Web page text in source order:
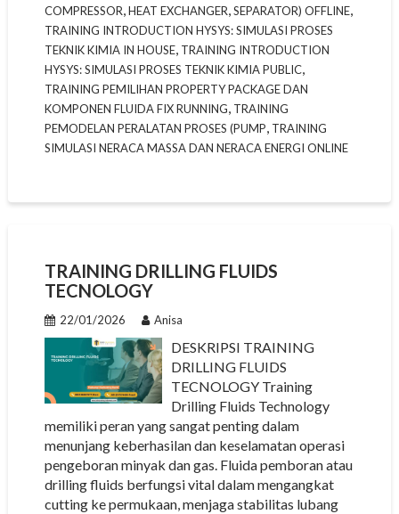
COMPRESSOR,HEAT EXCHANGER,SEPARATOR) OFFLINE,
TRAINING INTRODUCTION HYSYS: SIMULASI PROSES
TEKNIK KIMIA IN HOUSE, TRAINING INTRODUCTION
HYSYS: SIMULASI PROSES TEKNIK KIMIA PUBLIC,
TRAINING PEMILIHAN PROPERTY PACKAGE DAN
KOMPONEN FLUIDA FIX RUNNING, TRAINING
PEMODELAN PERALATAN PROSES (PUMP, TRAINING
SIMULASI NERACA MASSA DAN NERACA ENERGI ONLINE
TRAINING DRILLING FLUIDS
TECNOLOGY
22/01/2026 Anisa
DESKRIPSI TRAINING
DRILLING FLUIDS
TECNOLOGY Training
Drilling Fluids Technology
memiliki peran yang sangat penting dalam
menunjang keberhasilan dan keselamatan operasi
pengeboran minyak dan gas. Fluida pemboran atau
drilling fluids berfungsi vital dalam mengangkat
cutting ke permukaan, menjaga stabilitas lubang